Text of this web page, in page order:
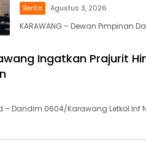
Berita Agustus 3, 2026
KARAWANG – Dewan Pimpinan
Ingatkan Prajurit
– Dandim 0604/Karawang Letkol Inf